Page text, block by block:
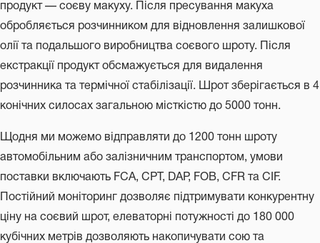
продукт — соєву макуху. Після пресування макуха
обробляється розчинником для відновлення залишкової
олії та подальшого виробництва соєвого шроту. Після
екстракції продукт обсмажується для видалення
розчинника та термічної стабілізації. Шрот зберігається в 4
конічних силосах загальною місткістю до 5000 тонн.
Щодня ми можемо відправляти до 1200 тонн шроту
автомобільним або залізничним транспортом, умови
поставки включають FCA, CPT, DAP, FOB, CFR та CIF.
Постійний моніторинг дозволяє підтримувати конкурентну
ціну на соєвий шрот, елеваторні потужності до 180 000
кубічних метрів дозволяють накопичувати сою та